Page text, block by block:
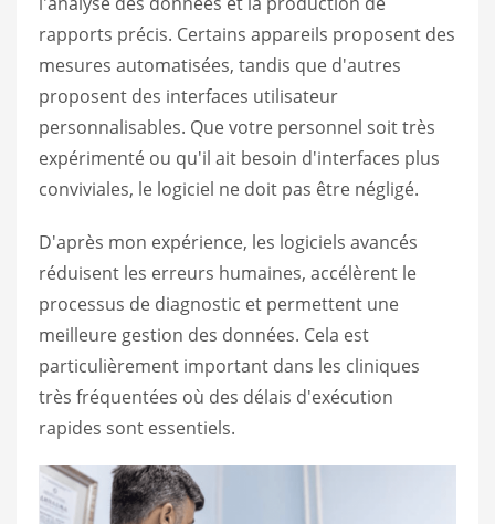
rapports précis. Certains appareils proposent des
mesures automatisées, tandis que d'autres
proposent des interfaces utilisateur
personnalisables. Que votre personnel soit très
expérimenté ou qu'il ait besoin d'interfaces plus
conviviales, le logiciel ne doit pas être négligé.
D'après mon expérience, les logiciels avancés
réduisent les erreurs humaines, accélèrent le
processus de diagnostic et permettent une
meilleure gestion des données. Cela est
particulièrement important dans les cliniques
très fréquentées où des délais d'exécution
rapides sont essentiels.